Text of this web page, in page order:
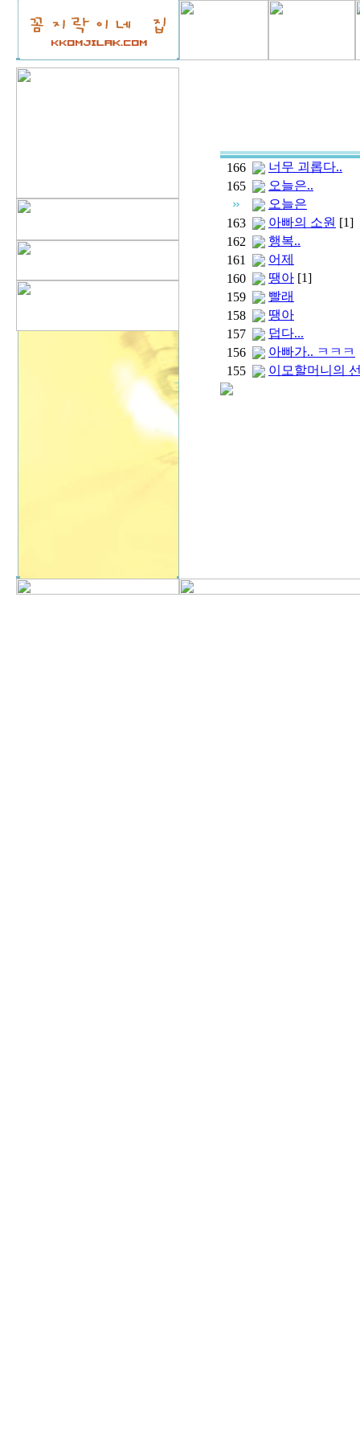
166
너무 괴롭다..
165
오늘은..
오늘은
163
아빠의 소원 [1]
162
행복..
161
어제
160
땡아 [1]
159
빨래
158
땡아
157
덥다...
156
아빠가.. ㅋㅋㅋ
155
이모할머니의